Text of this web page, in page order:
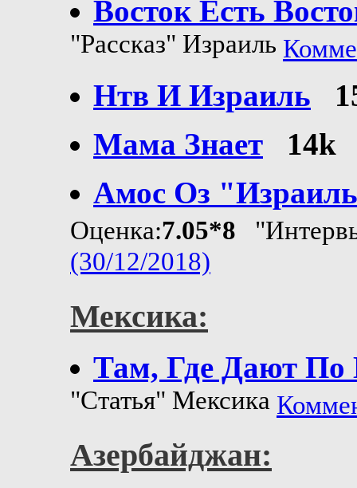
Восток Есть
"Рассказ" Израиль
Нтв И Израиль
Мама Знает
14k
Амос Оз "Израиль
Оценка:7.05*8
(30/12/2018)
Мексика:
Там, Где Дают По
"Статья" Мексика
Азербайджан: